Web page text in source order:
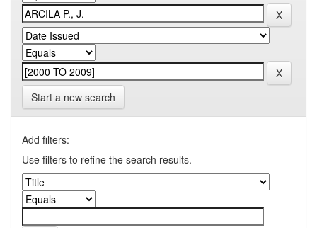
Start a new search
Add filters:
Use filters to refine the search results.